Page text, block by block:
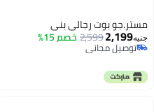
مستر.جو بوت رجالي بني
جنيه2,199
2,599خصم 15%
توصيل مجاني